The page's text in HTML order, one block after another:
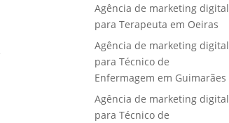
Agência de marketing digital
para Terapeuta em Oeiras
Agência de marketing digital
para Técnico de
Enfermagem em Guimarães
Agência de marketing digital
para Técnico de